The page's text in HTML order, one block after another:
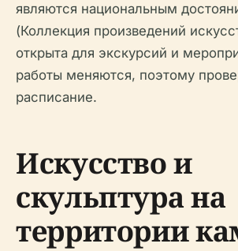
являются национальным
(Коллекция произведений
открыта для экскурсий и
работы меняются, поэтому
расписание.
Искусство и
скульптура на
территории